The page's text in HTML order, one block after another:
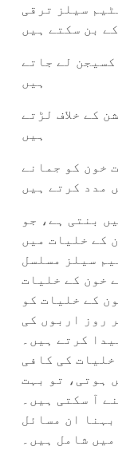
سیلز ترقی
لے جاتے
ہیں
کے خلاف لڑتے
ہیں
خون کو جمانے
مدد کرتے ہیں
بنتی ہے، جو
کے خلیات میں
سیلز مسلسل
خون کے خلیات
کے خلیات کو
روز اربوں کی
کرتے ہیں۔
کی کافی
ہوتی، تو بہت
آ سکتی ہیں۔
ان مسائل
میں شامل ہیں۔